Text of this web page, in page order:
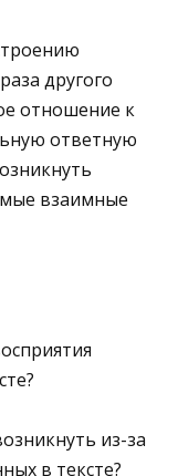
другого
отношение к
ответную
взаимные
из-за
в тексте?